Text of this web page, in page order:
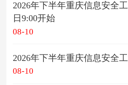
2026年下半年重庆信息安全
日9:00开始
08-10
2026年下半年重庆信息安全
08-10